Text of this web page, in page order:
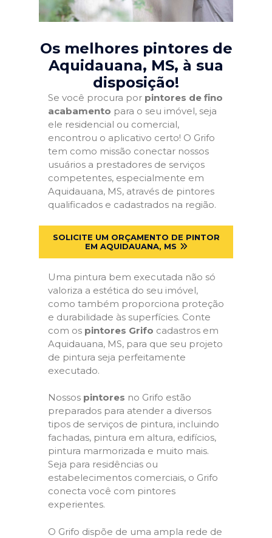
Os melhores pintores de
Aquidauana, MS, à sua
disposição!
Se você procura por pintores de fino
acabamento para o seu imóvel, seja
ele residencial ou comercial,
encontrou o aplicativo certo! O Grifo
tem como missão conectar nossos
usuários a prestadores de serviços
competentes, especialmente em
Aquidauana, MS, através de pintores
qualificados e cadastrados na região.
SOLICITE UM ORÇAMENTO DE PINTOR
EM AQUIDAUANA, MS
Uma pintura bem executada não só
valoriza a estética do seu imóvel,
como também proporciona proteção
e durabilidade às superfícies. Conte
com os pintores Grifo cadastros em
Aquidauana, MS, para que seu projeto
de pintura seja perfeitamente
executado.
Nossos pintores no Grifo estão
preparados para atender a diversos
tipos de serviços de pintura, incluindo
fachadas, pintura em altura, edifícios,
pintura marmorizada e muito mais.
Seja para residências ou
estabelecimentos comerciais, o Grifo
conecta você com pintores
experientes.
O Grifo dispõe de uma ampla rede de